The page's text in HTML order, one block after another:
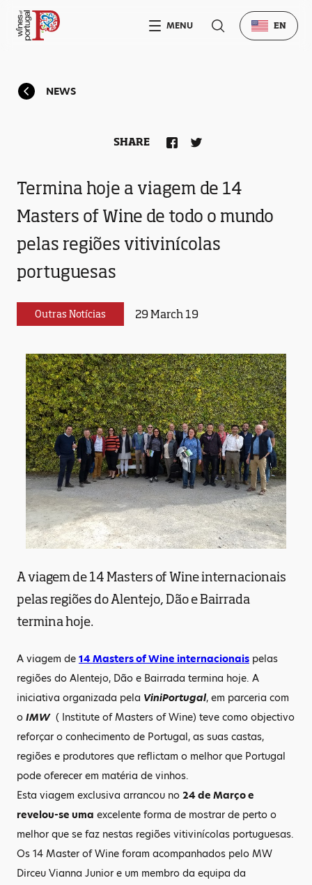
NEWS
Termina hoje a viagem de 14
Masters of Wine de todo o mundo
pelas regiões vitivinícolas
portuguesas
Outras Notícias 29 March 19
SHARE
A viagem de 14 Masters of Wine internacionais
pelas regiões do Alentejo, Dão e Bairrada
termina hoje.
A viagem de 14 Masters of Wine internacionais pelas
regiões do Alentejo, Dão e Bairrada termina hoje. A
iniciativa organizada pela ViniPortugal, em parceria com
o IMW( Institute of Masters of Wine) teve como objectivo
reforçar o conhecimento de Portugal, as suas castas,
regiões e produtores que reflictam o melhor que Portugal
pode oferecer em matéria de vinhos.
Esta viagem exclusiva arrancou no 24 de Março e
revelou-se uma excelente forma de mostrar de perto o
melhor que se faz nestas regiões vitivinícolas portuguesas.
Os 14 Master of Wine foram acompanhados pelo MW
Dirceu Vianna Junior e um membro da equipa da
MENU EN